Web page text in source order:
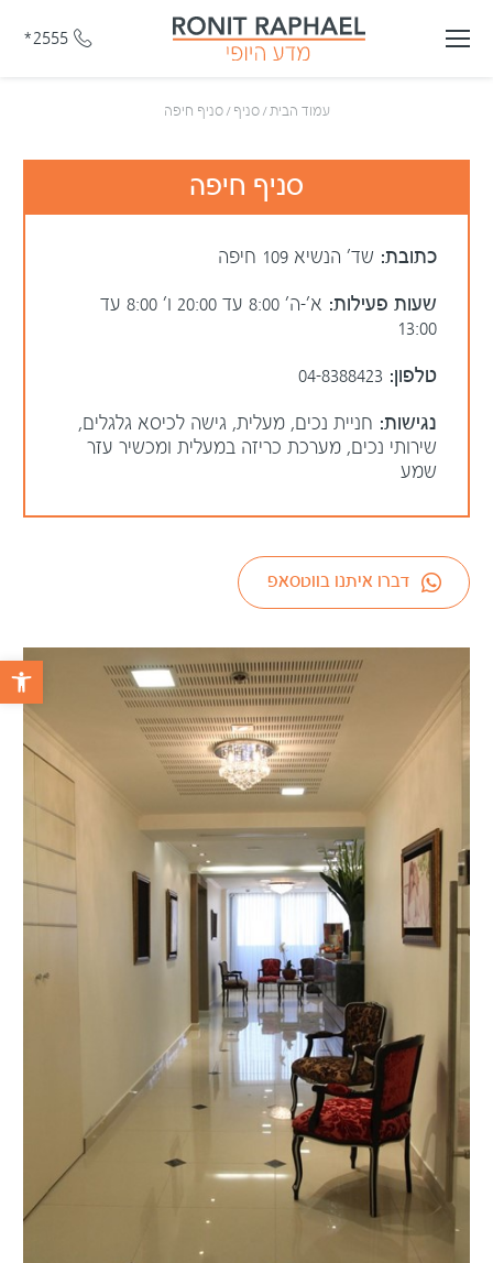
*2555
עמוד הבית/סניף /סניף חיפה
סניף חיפה
כתובת: שד' הנשיא 109 חיפה
שעות פעילות:
א׳-ה׳ 8:00 עד 20:00 ו׳ 8:00 עד
13:00
טלפון: 04-8388423
נגישות: חניית נכים, מעלית, גישה לכיסא גלגלים,
שירותי נכים, מערכת כריזה במעלית ומכשיר עזר
שמע
דברו איתנו בווטסאפ